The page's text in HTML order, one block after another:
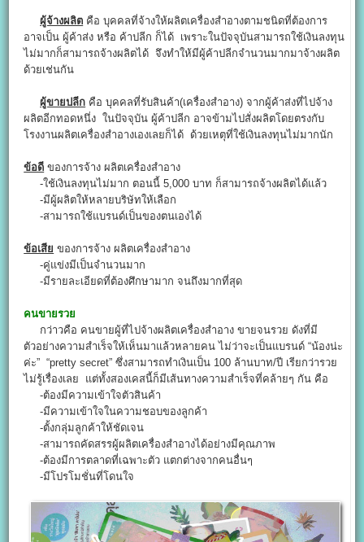
ผู้จ้างผลิต คือ บุคคลที่จ้างให้ผลิตเครื่องสำอางตามชนิดที่ต้องการ
อาจเป็น ผู้ค้าส่ง หรือ ค้าปลีก ก็ได้ เพราะในปัจจุบันสามารถใช้เงินลงทุน
ไม่มากก็สามารถจ้างผลิตได้ จึงทำให้มีผู้ค้าปลีกจำนวนมากมาจ้างผลิต
ด้วยเช่นกัน
ผู้ขายปลีก คือ บุคคลที่รับสินค้า(เครื่องสำอาง) จากผู้ค้าส่งที่ไปจ้าง
ผลิตอีกทอดหนึ่ง ในปัจจุบัน ผู้ค้าปลีก อาจข้ามไปสั่งผลิตโดยตรงกับ
โรงงานผลิตเครื่องสำอางเองเลยก็ได้ ด้วยเหตุที่ใช้เงินลงทุนไม่มากนัก
ข้อดี ของการจ้าง ผลิตเครื่องสําอาง
-ใช้เงินลงทุนไม่มาก ตอนนี้ 5,000 บาท ก็สามารถจ้างผลิตได้แล้ว
-มีผู้ผลิตให้หลายบริษัทให้เลือก
-สามารถใช้แบรนด์เป็นของตนเองได้
ข้อเสีย ของการจ้าง ผลิตเครื่องสําอาง
-คู่แข่งมีเป็นจำนวนมาก
-มีรายละเอียดที่ต้องศึกษามาก จนถึงมากที่สุด
คนขายรวย
กว่าวคือ คนขายผู้ที่ไปจ้างผลิตเครื่องสำอาง ขายจนรวย ดังที่มี
ตัวอย่างความสำเร็จให้เห็นมาแล้วหลายคน ไม่ว่าจะเป็นแบรนด์ “น้องน่ะ
ค่ะ” “pretty secret” ซึ่งสามารถทำเงินเป็น 100 ล้านบาท/ปี เรียกว่ารวย
ไม่รู้เรื่องเลย แต่ทั้งสองเคสนี้ก็มีเส้นทางความสำเร็จที่คล้ายๆ กัน คือ
-ต้องมีความเข้าใจตัวสินค้า
-มีความเข้าใจในความชอบของลูกค้า
-ตั้งกลุ่มลูกค้าให้ชัดเจน
-สามารถคัดสรรผู้ผลิตเครื่องสำอางได้อย่างมีคุณภาพ
-ต้องมีการตลาดที่เฉพาะตัว แตกต่างจากคนอื่นๆ
-มีโปรโมชั่นที่โดนใจ